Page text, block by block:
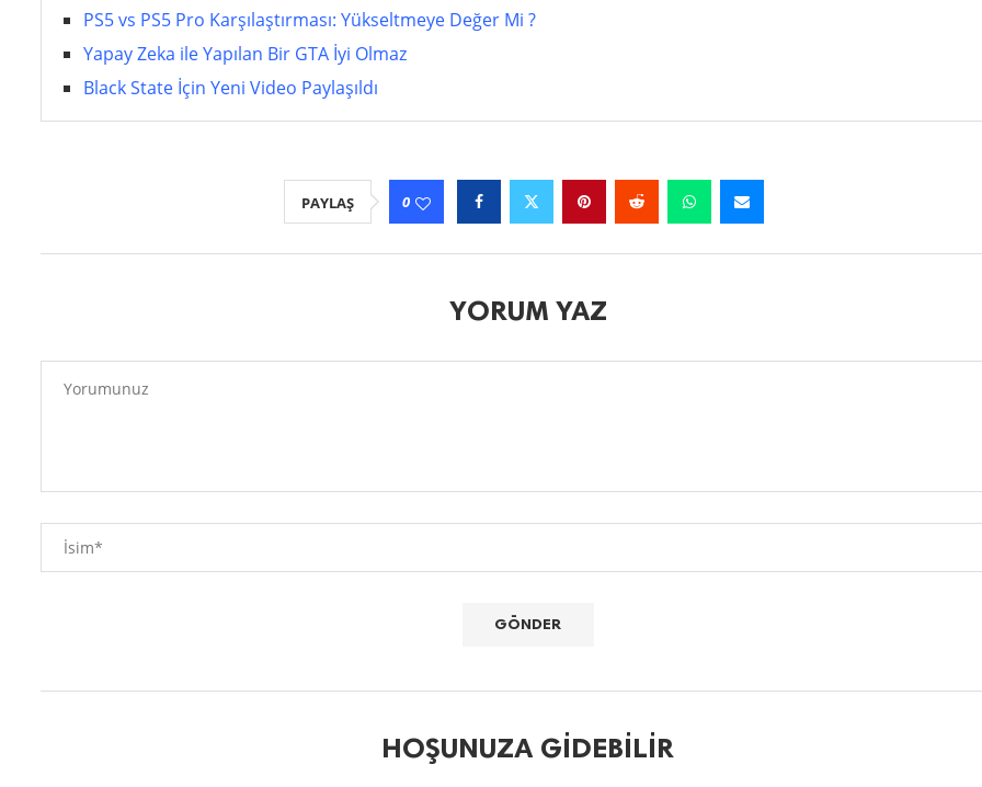
PS5 vs PS5 Pro Karşılaştırması: Yükseltmeye Değer Mi ?
Yapay Zeka ile Yapılan Bir GTA İyi Olmaz
Black State İçin Yeni Video Paylaşıldı
PAYLAŞ 0
YORUM YAZ
HOŞUNUZA GIDEBILIR